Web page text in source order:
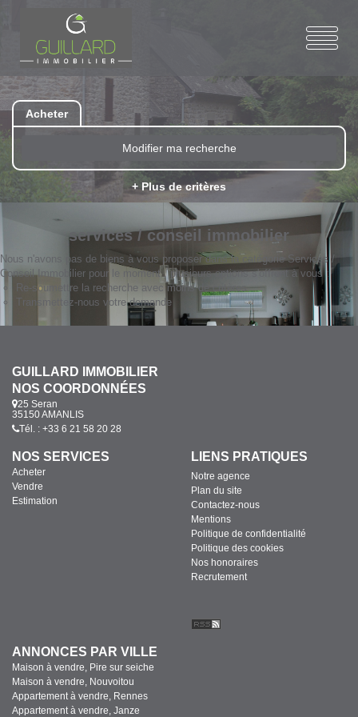
Acheter
Modifier ma recherche
+ Plus de critères
services / conseil immobilier
Nous n'avons pas de biens à vous proposer dans la catégorie Services /
Conseil Immobilier pour le moment , plusieurs options s'offrent à vous :
Re-soumettre la recherche avec moins de critères.
Transmettez-nous votre demande
GUILLARD IMMOBILIER
NOS COORDONNÉES
25 Seran
35150 AMANLIS
Tél. : +33 6 21 58 20 28
NOS SERVICES
Acheter
Vendre
Estimation
LIENS PRATIQUES
Notre agence
Plan du site
Contactez-nous
Mentions
Politique de confidentialité
Politique des cookies
Nos honoraires
Recrutement
ANNONCES PAR VILLE
Maison à vendre, Pire sur seiche
Maison à vendre, Nouvoitou
Appartement à vendre, Rennes
Appartement à vendre, Janze